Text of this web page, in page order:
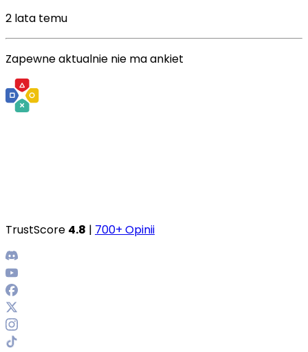
2 lata temu
Zapewne aktualnie nie ma ankiet
TrustScore 4.8 | 700+ Opinii